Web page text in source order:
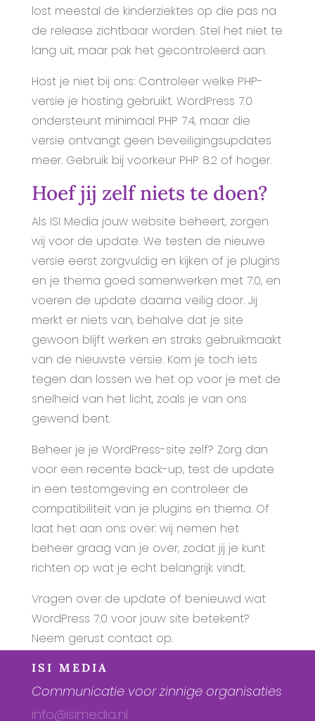
lost meestal de kinderziektes op die pas na
de release zichtbaar worden. Stel het niet te
lang uit, maar pak het gecontroleerd aan.
Host je niet bij ons: Controleer welke PHP-
versie je hosting gebruikt. WordPress 7.0
ondersteunt minimaal PHP 7.4, maar die
versie ontvangt geen beveiligingsupdates
meer. Gebruik bij voorkeur PHP 8.2 of hoger.
Hoef jij zelf niets te doen?
Als ISI Media jouw website beheert, zorgen
wij voor de update. We testen de nieuwe
versie eerst zorgvuldig en kijken of je plugins
en je thema goed samenwerken met 7.0, en
voeren de update daarna veilig door. Jij
merkt er niets van, behalve dat je site
gewoon blijft werken en straks gebruikmaakt
van de nieuwste versie. Kom je toch iets
tegen dan lossen we het op voor je met de
snelheid van het licht, zoals je van ons
gewend bent.
Beheer je je WordPress-site zelf? Zorg dan
voor een recente back-up, test de update
in een testomgeving en controleer de
compatibiliteit van je plugins en thema. Of
laat het aan ons over: wij nemen het
beheer graag van je over, zodat jij je kunt
richten op wat je echt belangrijk vindt.
Vragen over de update of benieuwd wat
WordPress 7.0 voor jouw site betekent?
Neem gerust contact op.
ISI MEDIA
Communicatie voor zinnige organisaties
info@isimedia.nl